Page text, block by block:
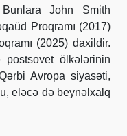
John Smith
Proqramı (2017)
(2025) daxildir.
postsovet ölkələrinin
Avropa siyasəti,
eləcə də beynəlxalq